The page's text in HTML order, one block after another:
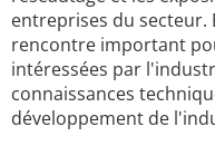
entreprises du secteur.
rencontre important
intéressées par
connaissances
développement de